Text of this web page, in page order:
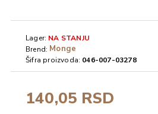
140,05 RSD
Lager: NA STANJU
Brend: Monge
Šifra proizvoda: 046-007-03278